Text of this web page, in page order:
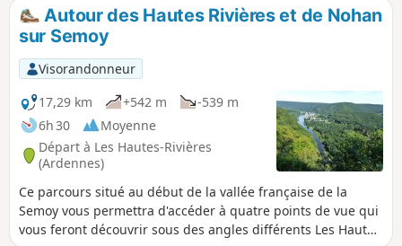
pratiquer dans le sens proposé qu'en sens inverse.
Autour des Hautes Rivières et de Nohan
sur Semoy
Visorandonneur
17,29 km
+542 m
-539 m
6h 30
Moyenne
Départ à Les Hautes-Rivières
(Ardennes)
Ce parcours situé au début de la vallée française de la
Semoy vous permettra d'accéder à quatre points de vue qui
vous feront découvrir sous des angles différents Les Hautes